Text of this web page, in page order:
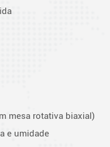
mesa rotativa biaxial)
e umidade